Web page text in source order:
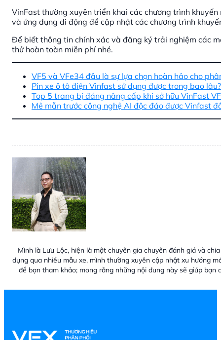
VinFast thường xuyên triển khai các chương trình
và ứng dụng di động để cập nhật các chương trình
Để biết thông tin chính xác và đăng ký trải nghiệm các
thử hoàn toàn miễn phí nhé.
VF5 và VFe34 đâu là sự lựa chọn hoàn hảo cho
Pin xe ô tô điện Vinfast sử dụng được trong bao lâu?
Top 5 trang bị đáng nâng cấp khi sở hữu VinFast
Mê mẫn trước công nghệ AI độc đáo được Vinfast
Mình là Lưu Lộc, hiện là một chuyên gia chuyên đánh giá và
dụng qua nhiều mẫu xe, mình thường xuyên cập nhật xu hướng
để bạn tham khảo; mong rằng những nội dung này sẽ giúp